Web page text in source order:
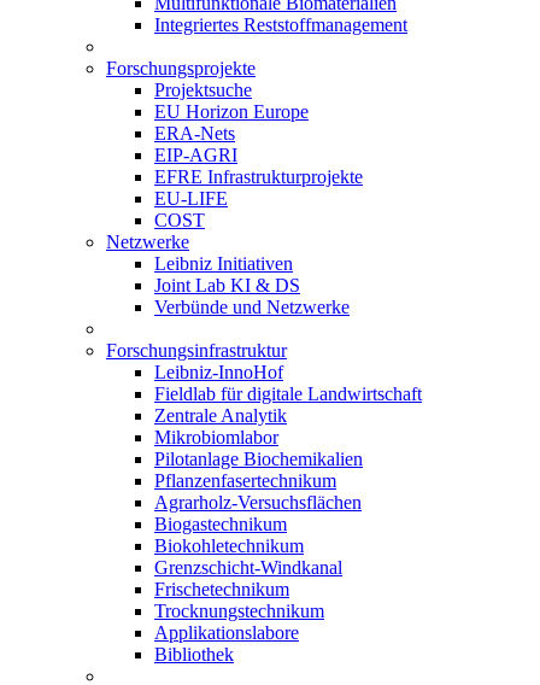
Integriertes Reststoffmanagement
Forschungsprojekte
Projektsuche
EU Horizon Europe
ERA-Nets
EIP-AGRI
EFRE Infrastrukturprojekte
EU-LIFE
COST
Netzwerke
Leibniz Initiativen
Joint Lab KI & DS
Verbünde und Netzwerke
Forschungsinfrastruktur
Leibniz-InnoHof
Fieldlab für digitale Landwirtschaft
Zentrale Analytik
Mikrobiomlabor
Pilotanlage Biochemikalien
Pflanzenfasertechnikum
Agrarholz-Versuchsflächen
Biogastechnikum
Biokohletechnikum
Grenzschicht-Windkanal
Frischetechnikum
Trocknungstechnikum
Applikationslabore
Bibliothek